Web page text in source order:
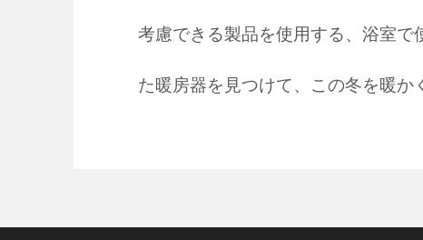
考慮できる製品を使用する、浴室で
た暖房器を見つけて、この冬を暖か